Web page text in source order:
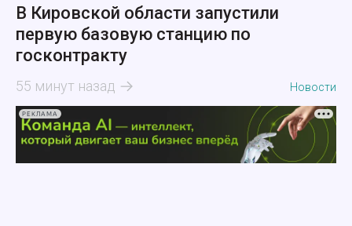
В Кировской области запустили
первую базовую станцию по
госконтракту
55 минут назад Новости
РЕКЛАМА